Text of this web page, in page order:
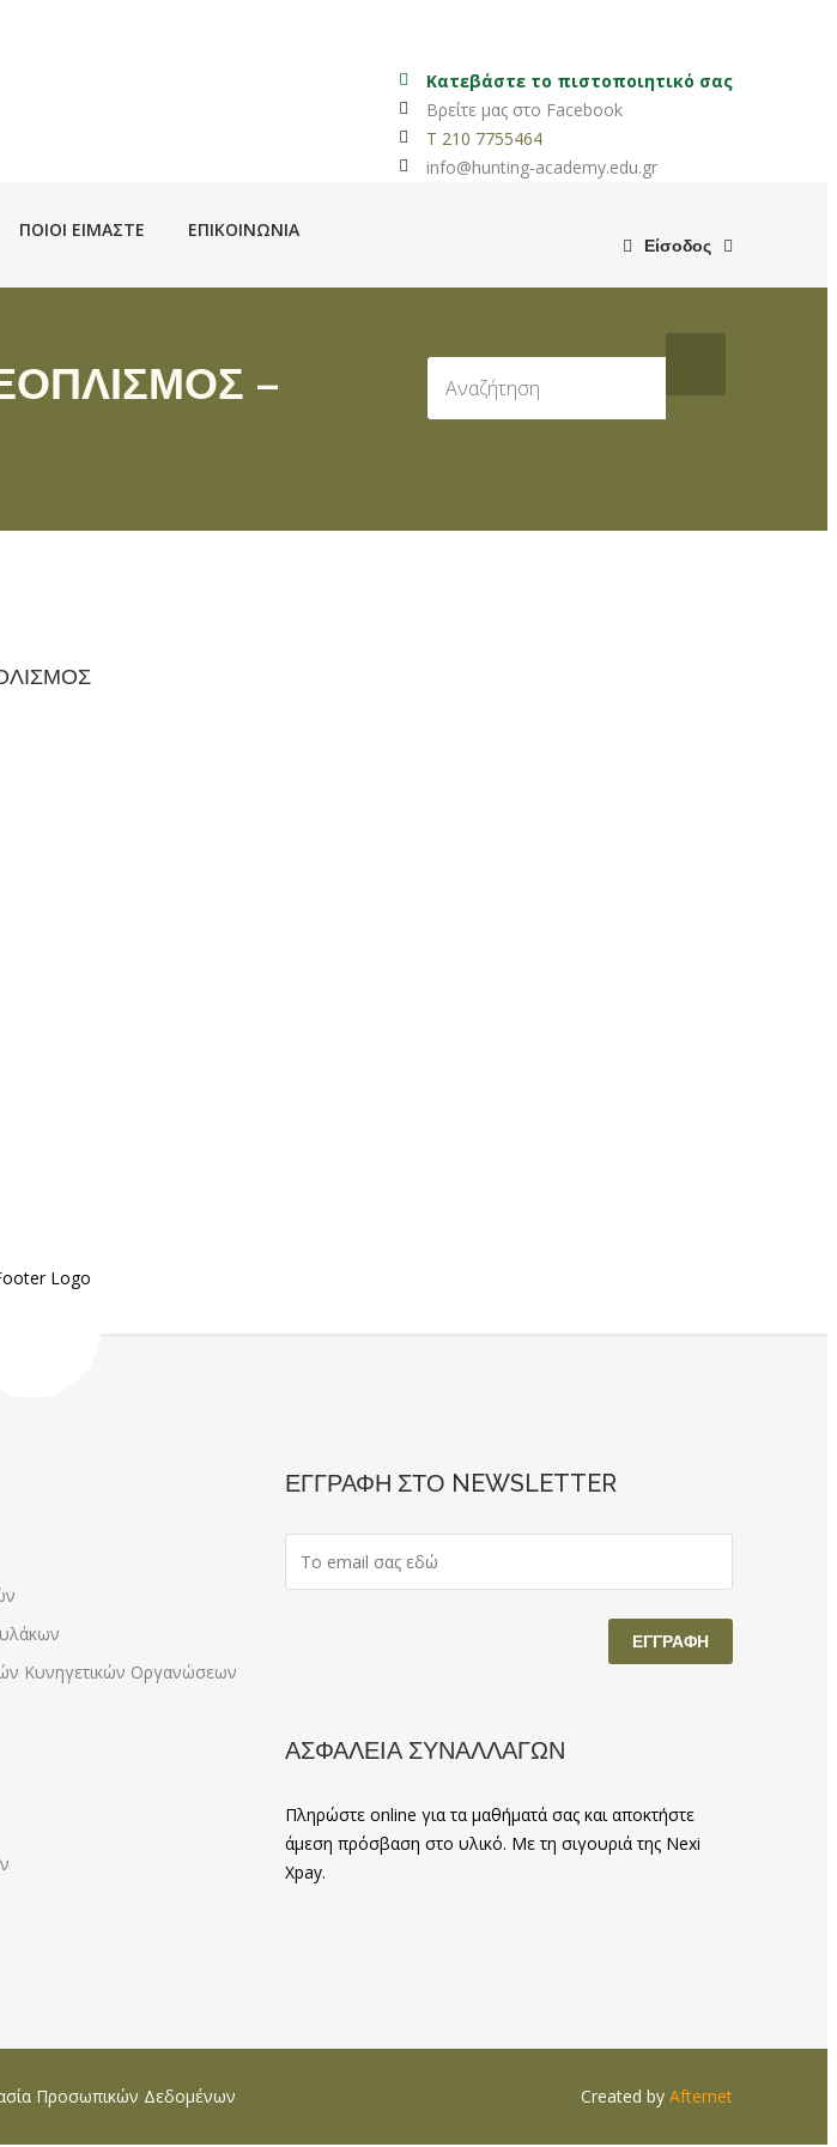
Κατεβάστε το πιστοποιητικό σας
Βρείτε μας στο Facebook
T 210 7755464
info@hunting-academy.edu.gr
ΠΟΙΟΙ ΕΊΜΑΣΤΕ ΕΠΙΚΟΙΝΩΝΊΑ
Είσοδος
–
Κυνηγετικών Οργανώσεων
ΕΓΓΡΑΦΗ ΣΤΟ NEWSLETTER
ΑΣΦΑΛΕΙΑ ΣΥΝΑΛΛΑΓΩΝ
Πληρώστε online για τα μαθήματά σας και αποκτήστε
άμεση πρόσβαση στο υλικό. Με τη σιγουριά της Nexi
Xpay.
Προσωπικών Δεδομένων Created by Afternet